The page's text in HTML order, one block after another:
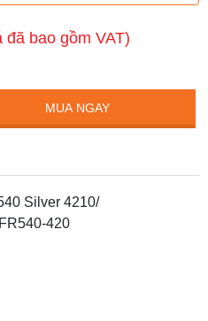
đã bao gồm VAT)
MUA NGAY
Silver 4210/
420